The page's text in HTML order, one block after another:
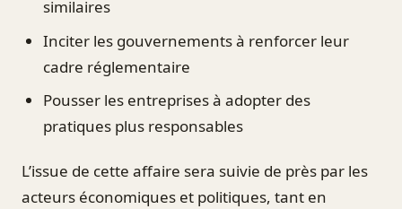
similaires
Inciter les gouvernements à renforcer leur
cadre réglementaire
Pousser les entreprises à adopter des
pratiques plus responsables
L’issue de cette affaire sera suivie de près par les
acteurs économiques et politiques, tant en